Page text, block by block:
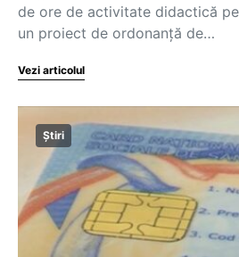
de ore de activitate didactică
un proiect de ordonanță de…
Vezi articolul
Știri